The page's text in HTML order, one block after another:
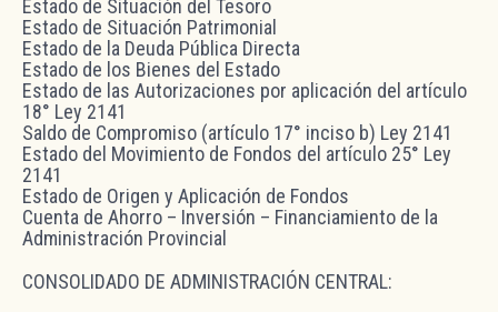
Estado de Situación del Tesoro
Estado de Situación Patrimonial
Estado de la Deuda Pública Directa
Estado de los Bienes del Estado
Estado de las Autorizaciones por aplicación del artículo
18° Ley 2141
Saldo de Compromiso (artículo 17° inciso b) Ley 2141
Estado del Movimiento de Fondos del artículo 25° Ley
2141
Estado de Origen y Aplicación de Fondos
Cuenta de Ahorro – Inversión – Financiamiento de la
Administración Provincial
CONSOLIDADO DE ADMINISTRACIÓN CENTRAL: